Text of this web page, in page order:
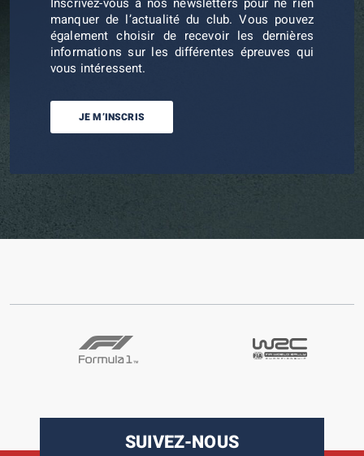
manquer de l’actualité du club. Vous pouvez
également choisir de recevoir les dernières
informations sur les différentes épreuves qui
vous intéressent.
JE M’INSCRIS
SUIVEZ-NOUS